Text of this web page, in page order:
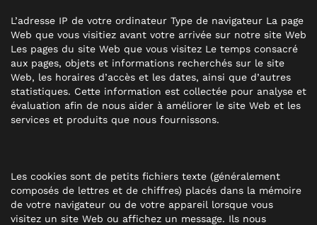
L’adresse IP de votre ordinateur Type de navigateur La page
Web que vous visitiez avant votre arrivée sur notre site Web
Les pages du site Web que vous visitez Le temps consacré
aux pages, objets et informations recherchés sur le site
Web, les horaires d’accès et les dates, ainsi que d’autres
statistiques. Cette information est collectée pour analyse et
évaluation afin de nous aider à améliorer le site Web et les
services et produits que nous fournissons.
Les cookies sont de petits fichiers texte (généralement
composés de lettres et de chiffres) placés dans la mémoire
de votre navigateur ou de votre appareil lorsque vous
visitez un site Web ou affichez un message. Ils nous